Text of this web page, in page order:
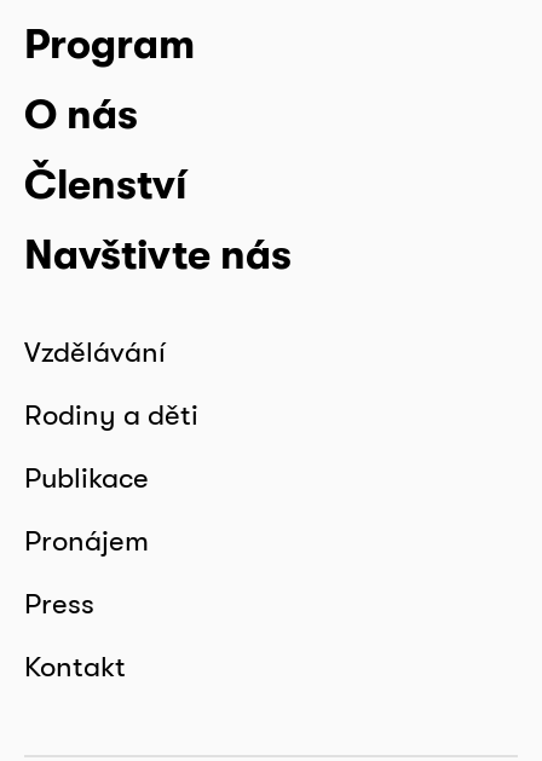
Program
O nás
Členství
Navštivte nás
Vzdělávání
Rodiny a děti
Publikace
Pronájem
Press
Kontakt